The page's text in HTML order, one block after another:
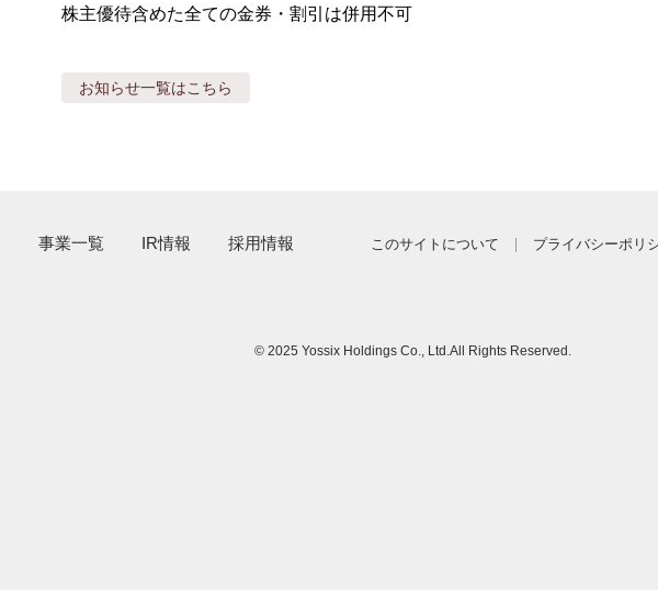
株主優待含めた全ての金券・割引は併用不可
お知らせ一覧はこちら
事業一覧 IR情報 採用情報 このサイトについて プライバシーポリ
© 2025 Yossix Holdings Co., Ltd.All Rights Reserved.